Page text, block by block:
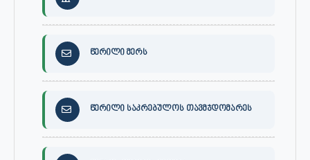
წერილი მერს
წერილი საკრებულოს თავმჯდომარეს